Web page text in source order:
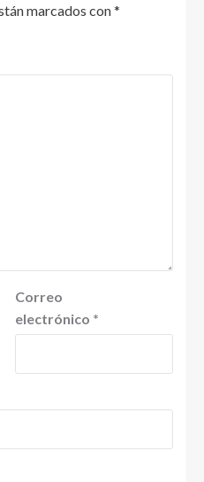
marcados con*
Correo
electrónico *